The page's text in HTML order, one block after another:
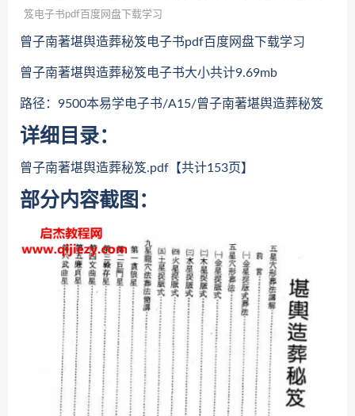
笈电子书pdf百度网盘下载学习
曾子南著堪舆造葬秘笈电子书pdf百度网盘下载学习
曾子南著堪舆造葬秘笈电子书大小共计9.69mb
路径：9500本易学电子书/A15/曾子南著堪舆造葬秘笈
详细目录：
曾子南著堪舆造葬秘笈.pdf【共计153页】
部分内容截图：